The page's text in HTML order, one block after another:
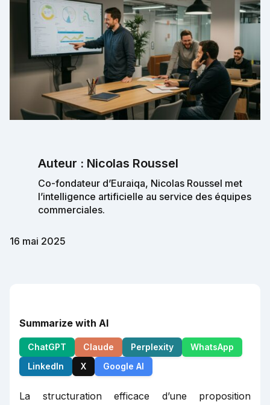
Auteur : Nicolas Roussel
Co-fondateur d’Euraiqa, Nicolas Roussel met
l’intelligence artificielle au service des équipes
commerciales.
16 mai 2025
Summarize with AI
ChatGPT Claude Perplexity
WhatsApp
LinkedIn
X Google AI
La structuration efficace d’une proposition